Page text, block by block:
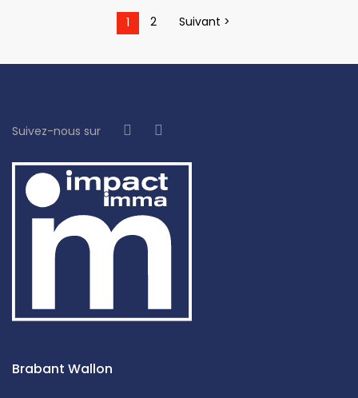
1 2 Suivant >
Suivez-nous sur
Brabant Wallon